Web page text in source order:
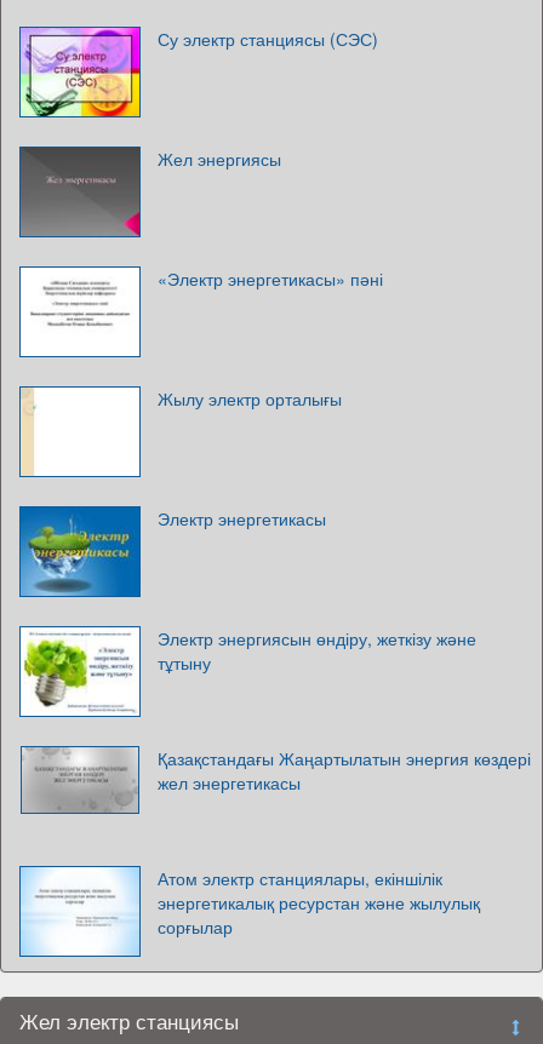
Су электр станциясы (СЭС)
Жел энергиясы
«Электр энергетикасы» пәні
Жылу электр орталығы
Электр энергетикасы
Электр энергиясын өндіру, жеткізу және
тұтыну
Қазақстандағы Жаңартылатын энергия көздері
жел энергетикасы
Атом электр станциялары, екіншілік
энергетикалық ресурстан және жылулық
сорғылар
Жел электр станциясы